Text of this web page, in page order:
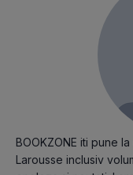
BOOKZONE iti pune
Larousse inclusiv